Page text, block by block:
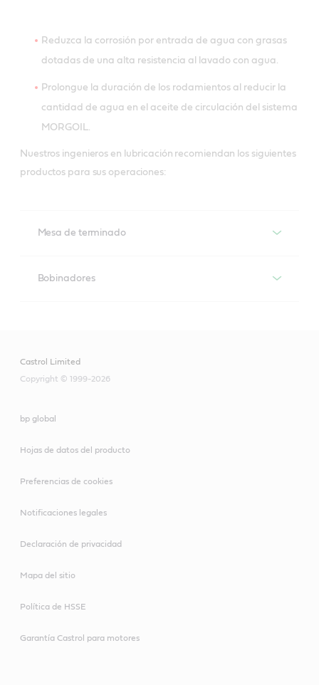
Reduzca la corrosión por entrada de agua con grasas
dotadas de una alta resistencia al lavado con agua.
Prolongue la duración de los rodamientos al reducir la
cantidad de agua en el aceite de circulación del sistema
MORGOIL.
Nuestros ingenieros en lubricación recomiendan los siguientes
productos para sus operaciones:
Mesa de terminado
Molub-Alloy 6040
Bobinadores
Castrol Limited
Copyright © 1999-2026
bp global
Hojas de datos del producto
Preferencias de cookies
Notificaciones legales
Declaración de privacidad
Mapa del sitio
Política de HSSE
Garantía Castrol para motores